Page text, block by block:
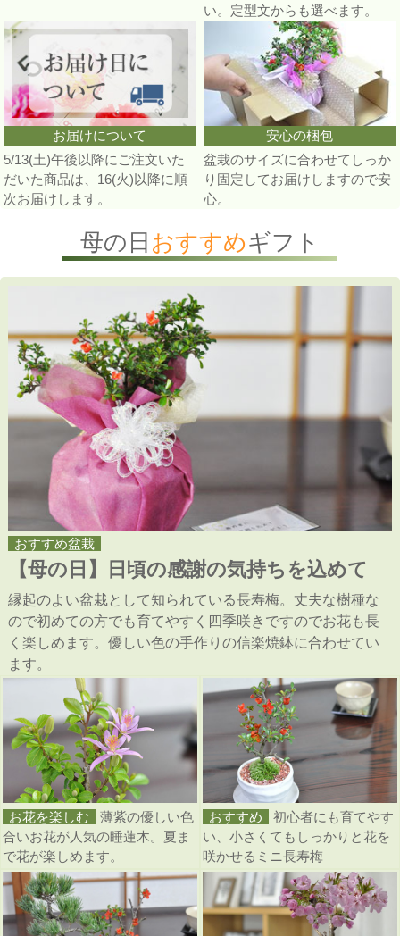
い。定型文からも選べます。
お届けについて
5/13(土)午後以降にご注文いた
だいた商品は、16(火)以降に順
次お届けします。
安心の梱包
盆栽のサイズに合わせてしっか
り固定してお届けしますので安
心。
母の日 おすすめギフト
おすすめ盆栽
【母の日】日頃の感謝の気持ちを込めて
縁起のよい盆栽として知られている長寿梅。丈夫な樹種な
ので初めての方でも育てやすく四季咲きですのでお花も長
く楽しめます。優しい色の手作りの信楽焼鉢に合わせてい
ます。
お花を楽しむ
薄紫の優しい色
合いお花が人気の睡蓮木。夏ま
で花が楽しめます。
おすすめ
初心者にも育てやす
い、小さくてもしっかりと花を
咲かせるミニ長寿梅